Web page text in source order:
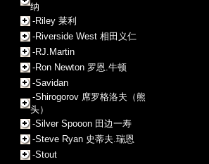
纳
-Riley 莱利
-Riverside West 相田义仁
-RJ.Martin
-Ron Newton 罗恩.牛顿
-Savidan
-Shirogorov 席罗格洛夫（熊
头）
-Silver Spooon 田边一寿
-Steve Ryan 史蒂夫.瑞恩
-Stout